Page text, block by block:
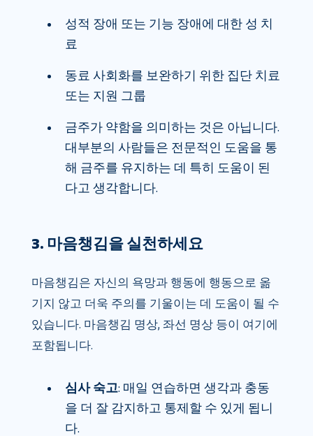
성적 장애 또는 기능 장애에 대한 성 치
료
동료 사회화를 보완하기 위한 집단 치료
또는 지원 그룹
금주가 약함을 의미하는 것은 아닙니다.
대부분의 사람들은 전문적인 도움을 통
해 금주를 유지하는 데 특히 도움이 된
다고 생각합니다.
3. 마음챙김을 실천하세요
마음챙김은 자신의 욕망과 행동에 행동으로 옮
기지 않고 더욱 주의를 기울이는 데 도움이 될 수
있습니다. 마음챙김 명상, 좌선 명상 등이 여기에
포함됩니다.
심사 숙고: 매일 연습하면 생각과 충동
을 더 잘 감지하고 통제할 수 있게 됩니
다.